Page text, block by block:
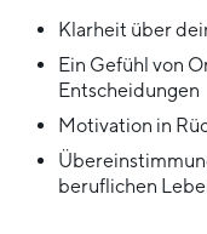
Klarheit über
Ein Gefühl von
Entscheidungen
Motivation in
beruflichen